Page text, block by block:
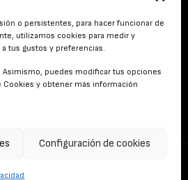
o persistentes, para hacer funcionar de
utilizamos cookies para medir y
tus gustos y preferencias.
Asimismo, puedes modificar tus opciones
y obtener más información
Configuración de cookies
Canal Cinerama